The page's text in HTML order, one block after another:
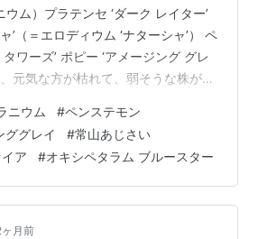
ム）プラテンセ ‘ダーク レイター’
’（＝エロディウム ‘ナターシャ’） ペ
ワーズ’ ポピー ‘アメージング グレ
元気な方が枯れて、弱そうな株が開
サファイア」 オキシペタラム ブル
状態で購入した株。切り戻してまた
ニウム #ペンステモン
ググレイ #常山あじさい
ア #オキシペタラム ブルースター
ヶ月前